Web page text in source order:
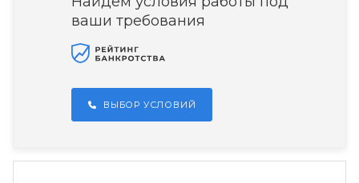
ваши требования
ВЫБОР УСЛОВИЙ